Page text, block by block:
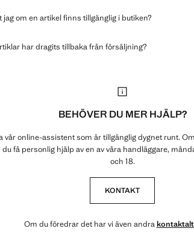
jag om en artikel finns tillgänglig i butiken?
har dragits tillbaka från försäljning?
BEHÖVER DU MER HJÄLP?
vår online-assistent som är tillgänglig dygnet runt.
du få personlig hjälp av en av våra handläggare,
och 18.
KONTAKT
Om du föredrar det har vi även andra